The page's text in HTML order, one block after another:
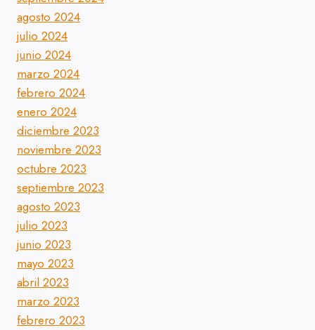
agosto 2024
julio 2024
junio 2024
marzo 2024
febrero 2024
enero 2024
diciembre 2023
noviembre 2023
octubre 2023
septiembre 2023
agosto 2023
julio 2023
junio 2023
mayo 2023
abril 2023
marzo 2023
febrero 2023